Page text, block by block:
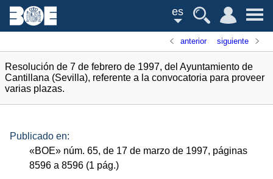
es
anterior siguiente
Resolución de 7 de febrero de 1997, del Ayuntamiento de
Cantillana (Sevilla), referente a la convocatoria para proveer
varias plazas.
Publicado en:
«BOE» núm. 65, de 17 de marzo de 1997, páginas
8596 a 8596 (1 pág.)